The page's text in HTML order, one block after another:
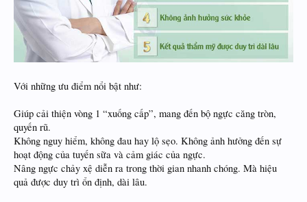
Với những ưu điểm nổi bật như:
Giúp cải thiện vòng 1 “xuống cấp”, mang đến bộ ngực căng tròn,
quyến rũ.
Không nguy hiểm, không đau hay lộ sẹo. Không ảnh hưởng đến sự
hoạt động của tuyến sữa và cảm giác của ngực.
Nâng ngực chảy xệ diễn ra trong thời gian nhanh chóng. Mà hiệu
quả được duy trì ổn định, dài lâu.